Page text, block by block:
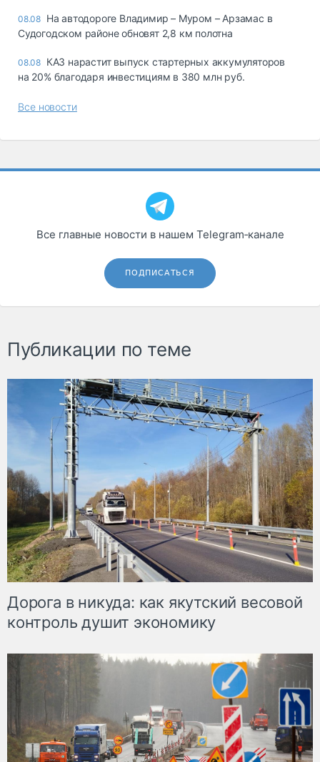
08.08 На автодороге Владимир – Муром – Арзамас в
Судогодском районе обновят 2,8 км полотна
08.08 КАЗ нарастит выпуск стартерных аккумуляторов
на 20% благодаря инвестициям в 380 млн руб.
Все новости
Все главные новости в нашем Telegram‑канале
ПОДПИСАТЬСЯ
Публикации по теме
Дорога в никуда: как якутский весовой
контроль душит экономику